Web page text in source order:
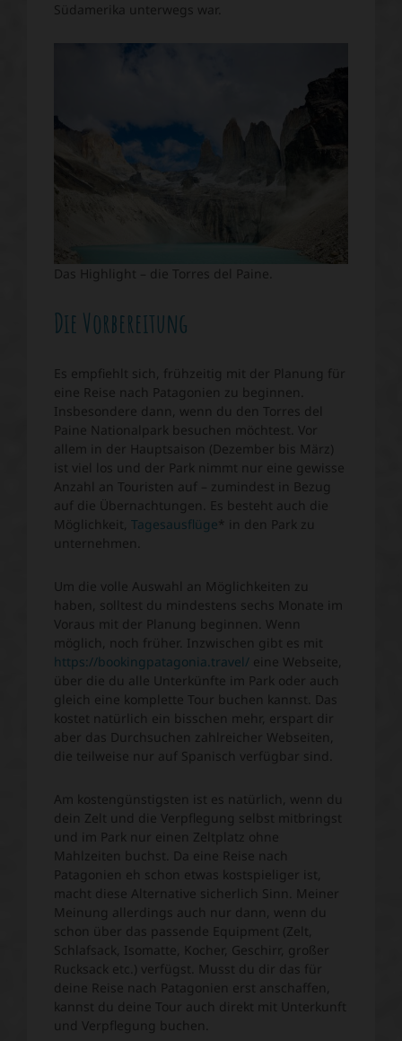
Südamerika unterwegs war.
Das Highlight – die Torres del Paine.
Die Vorbereitung
Es empfiehlt sich, frühzeitig mit der Planung für
eine Reise nach Patagonien zu beginnen.
Insbesondere dann, wenn du den Torres del
Paine Nationalpark besuchen möchtest. Vor
allem in der Hauptsaison (Dezember bis März)
ist viel los und der Park nimmt nur eine gewisse
Anzahl an Touristen auf – zumindest in Bezug
auf die Übernachtungen. Es besteht auch die
Möglichkeit, Tagesausflüge* in den Park zu
unternehmen.
Um die volle Auswahl an Möglichkeiten zu
haben, solltest du mindestens sechs Monate im
Voraus mit der Planung beginnen. Wenn
möglich, noch früher. Inzwischen gibt es mit
https://bookingpatagonia.travel/ eine Webseite,
über die du alle Unterkünfte im Park oder auch
gleich eine komplette Tour buchen kannst. Das
kostet natürlich ein bisschen mehr, erspart dir
aber das Durchsuchen zahlreicher Webseiten,
die teilweise nur auf Spanisch verfügbar sind.
Am kostengünstigsten ist es natürlich, wenn du
dein Zelt und die Verpflegung selbst mitbringst
und im Park nur einen Zeltplatz ohne
Mahlzeiten buchst. Da eine Reise nach
Patagonien eh schon etwas kostspieliger ist,
macht diese Alternative sicherlich Sinn. Meiner
Meinung allerdings auch nur dann, wenn du
schon über das passende Equipment (Zelt,
Schlafsack, Isomatte, Kocher, Geschirr, großer
Rucksack etc.) verfügst. Musst du dir das für
deine Reise nach Patagonien erst anschaffen,
kannst du deine Tour auch direkt mit Unterkunft
und Verpflegung buchen.